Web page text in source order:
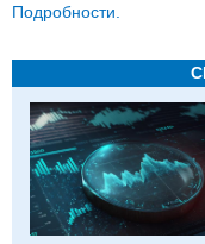
Подробности.